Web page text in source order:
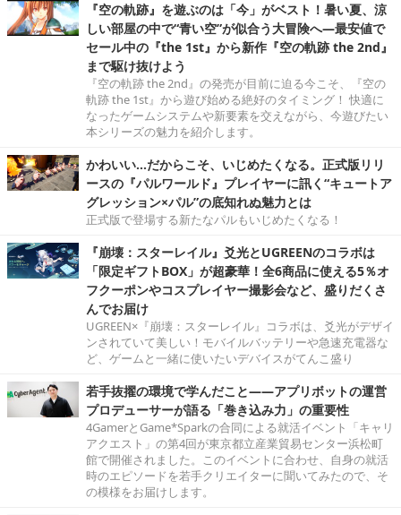
『空の軌跡』を遊ぶのは「今」がベスト！暑い夏、涼
しい部屋の中で“青い空”が似合う大冒険へ―最安値で
セール中の『the 1st』から新作『空の軌跡 the 2nd』
まで駆け抜けよう
『空の軌跡 the 2nd』の発売が目前に迫る今こそ、『空の
軌跡 the 1st』から遊び始める絶好のタイミング！ 快適に
なったゲームシステムや新要素を交えながら、今遊びたい
本シリーズの魅力を紹介します。
かわいい…だからこそ、いじめたくなる。正式版リリ
ースの『パルワールド』プレイヤーに訊く“キュートア
グレッション×パル”の底知れぬ魅力とは
正式版で登場する新たなパルもいじめたくなる！
『崩壊：スターレイル』爻光とUGREENのコラボは
「限定ギフトBOX」が超豪華！全6商品に使える5％オ
フクーポンやコスプレイヤー撮影会など、盛りだくさ
んでお届け
UGREEN×『崩壊：スターレイル』コラボは、爻光がデザイ
ンされていて美しい！モバイルバッテリーや急速充電器な
ど、ゲームと一緒に使いたいデバイスがてんこ盛り
若手抜擢の環境で学んだこと――アプリボットの運営
プロデューサーが語る「巻き込み力」の重要性
4GamerとGame*Sparkの合同による就活イベント「キャリ
アクエスト」の第4回が東京都立産業貿易センター浜松町
館で開催されました。このイベントに合わせ、自身の就活
時のエピソードを若手クリエイターに聞いてみたので、そ
の模様をお届けします。